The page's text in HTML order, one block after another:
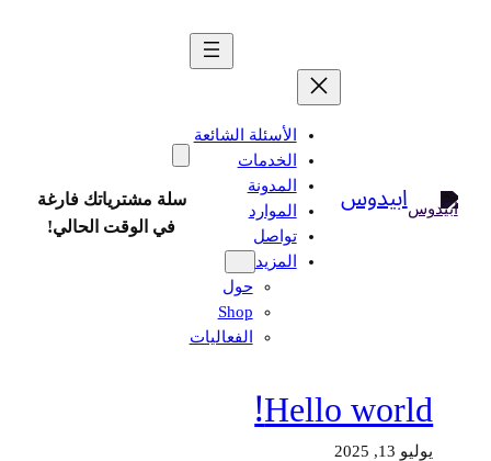
ابيدوس
الأسئلة الشائعة
الخدمات
المدونة
الموارد
تواصل
المزيد
حول
Shop
الفعاليات
سلة مشترياتك فارغة
في الوقت الحالي!
Hello world!
يوليو 13, 2025